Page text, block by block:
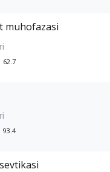
muhofazasi
62.7
93.4